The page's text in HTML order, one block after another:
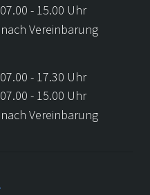
07.00 - 15.00 Uhr
nach Vereinbarung
07.00 - 17.30 Uhr
07.00 - 15.00 Uhr
nach Vereinbarung